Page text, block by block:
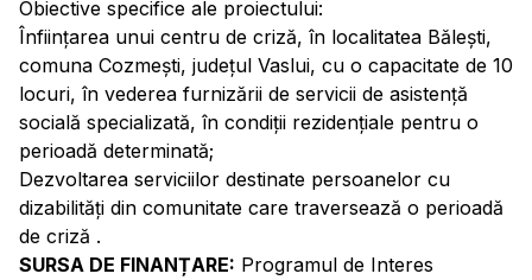
Obiective specifice ale proiectului:
Înființarea unui centru de criză, în localitatea Bălești,
comuna Cozmești, județul Vaslui, cu o capacitate de 10
locuri, în vederea furnizării de servicii de asistenţă
socială specializată, în condiţii rezidențiale pentru o
perioadă determinată;
Dezvoltarea serviciilor destinate persoanelor cu
dizabilităţi din comunitate care traversează o perioadă
de criză .
SURSA DE FINANȚARE: Programul de Interes